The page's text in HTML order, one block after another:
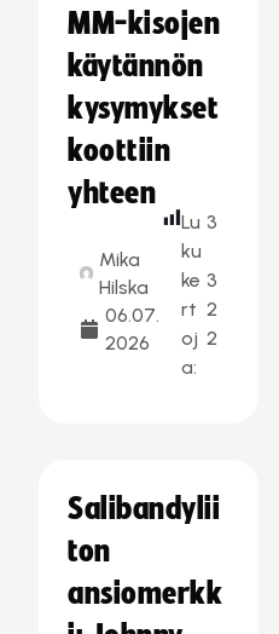
MM-kisojen
käytännön
kysymykset
koottiin
yhteen
Mika
Hilska
06.07.
2026
Lu
ku
ke
rt
oj
a:
3
3
2
2
Salibandylii
ton
ansiomerkk